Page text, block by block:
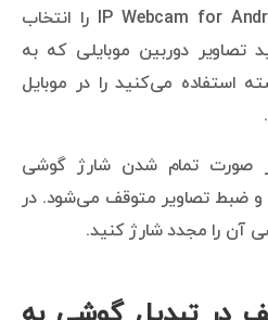
از لیست، گزینه IP Webcam for Android را انتخاب
تصاویر دوربین موبایلی که به
استفاده می‌کنید را در موبایل
صورت تمام شدن شارژ گوشی
ضبط تصاویر متوقف می‌شود. در
آن را مجدد شارژ کنید.